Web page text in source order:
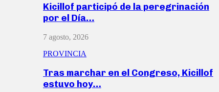
Kicillof participó de la peregrinación
por el Día…
7 agosto, 2026
PROVINCIA
Tras marchar en el Congreso, Kicillof
estuvo hoy…